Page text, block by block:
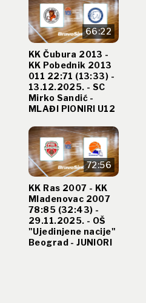
66:22
KK Čubura 2013 -
KK Pobednik 2013
011 22:71 (13:33) -
13.12.2025. - SC
Mirko Sandić -
MLAĐI PIONIRI U12
72:56
KK Ras 2007 - KK
Mladenovac 2007
78:85 (32:43) -
29.11.2025. - OŠ
"Ujedinjene nacije"
Beograd - JUNIORI